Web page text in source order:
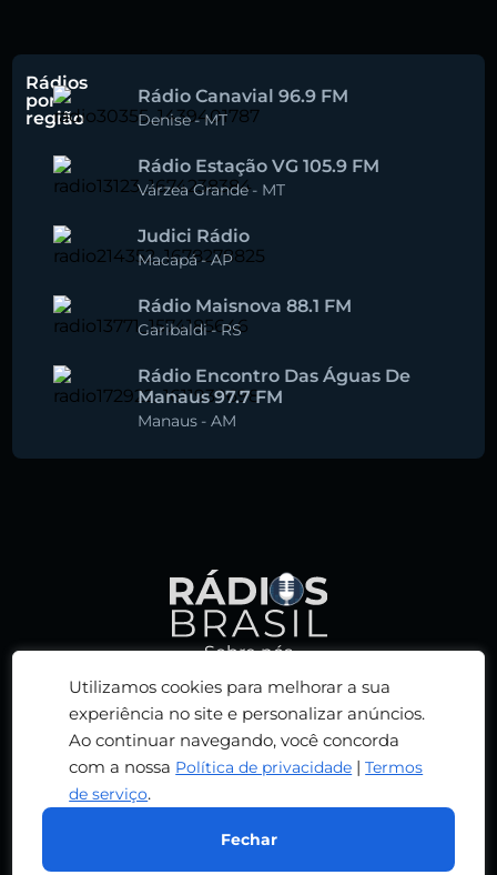
Utilizamos cookies para melhorar a sua
experiência no site e personalizar anúncios.
Ao continuar navegando, você concorda
com a nossa Política de privacidade |Termos
de serviço.
Fechar
Rádios
por
região
Rádio Canavial 96.9 FM
Denise-MT
Rádio Estação VG 105.9 FM
Várzea Grande - MT
Judici Rádio
Macapá-AP
Rádio Maisnova 88.1 FM
Garibaldi-RS
Rádio Encontro Das Águas De
Manaus 97.7 FM
Manaus - AM
Sobre nós
Política de privacidade
Termos de serviço
Adicionar rádio
Contato
© 2026 RÁDIOS BRASIL. TODOS OS DIREITOS
RESERVADOS. DESENVOLVIDO POR